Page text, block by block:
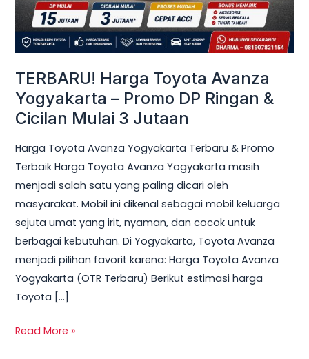
TERBARU! Harga Toyota Avanza
Yogyakarta – Promo DP Ringan &
Cicilan Mulai 3 Jutaan
Harga Toyota Avanza Yogyakarta Terbaru & Promo
Terbaik Harga Toyota Avanza Yogyakarta masih
menjadi salah satu yang paling dicari oleh
masyarakat. Mobil ini dikenal sebagai mobil keluarga
sejuta umat yang irit, nyaman, dan cocok untuk
berbagai kebutuhan. Di Yogyakarta, Toyota Avanza
menjadi pilihan favorit karena: Harga Toyota Avanza
Yogyakarta (OTR Terbaru) Berikut estimasi harga
Toyota […]
DP
Ringan
&
Mulai
3
Jutaan
Read More »